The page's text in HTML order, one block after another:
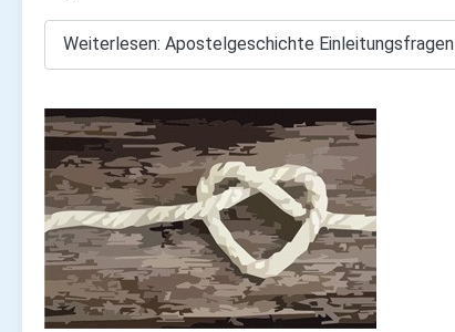
Weiterlesen: Apostelgeschichte Einleitungsfragen